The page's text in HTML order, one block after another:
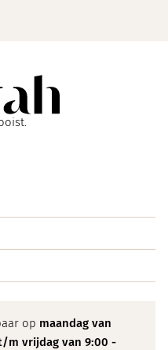
op maandag van
m vrijdag van 9:00 -